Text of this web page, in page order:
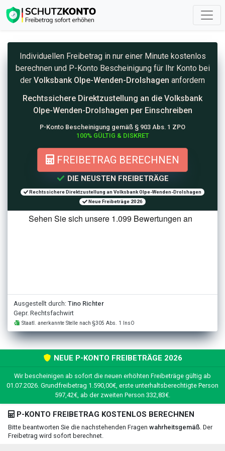
Individuellen Freibetrag in nur einer Minute kostenlos
berechnen und P-Konto Bescheinigung für Ihr Konto bei
der Volksbank Olpe-Wenden-Drolshagen anfordern
Rechtssichere Direktzustellung an die Volksbank
Olpe-Wenden-Drolshagen per Einschreiben
P-Konto Bescheinigung gemäß § 903 Abs. 1 ZPO
100% GÜLTIG & DISKRET
FREIBETRAG BERECHNEN
DIE NEUSTEN FREIBETRÄGE
Rechtssichere Direktzustellung an Volksbank Olpe-Wenden-Drolshagen
Neue Freibeträge 2026
Ausgestellt durch: Tino Richter
Gepr. Rechtsfachwirt
Staatl. anerkannte Stelle nach §305 Abs. 1 InsO
NEUE P-KONTO FREIBETRÄGE 2026
Wir bescheinigen ab sofort die neuen erhöhten Freibeträge gültig ab
01.07.2026. Grundfreibetrag 1.590,00€, erste unterhaltsberechtigte Person
597,42€, ab der zweiten Person 332,83€.
P-KONTO FREIBETRAG KOSTENLOS BERECHNEN
Bitte beantworten Sie die nachstehenden Fragen wahrheitsgemäß . Der
Freibetrag wird sofort berechnet.